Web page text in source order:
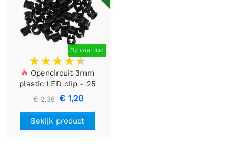
Op voorraad
Opencircuit 3mm
plastic LED clip - 25
stuks
€ 2,35 € 1,20
Bekijk product